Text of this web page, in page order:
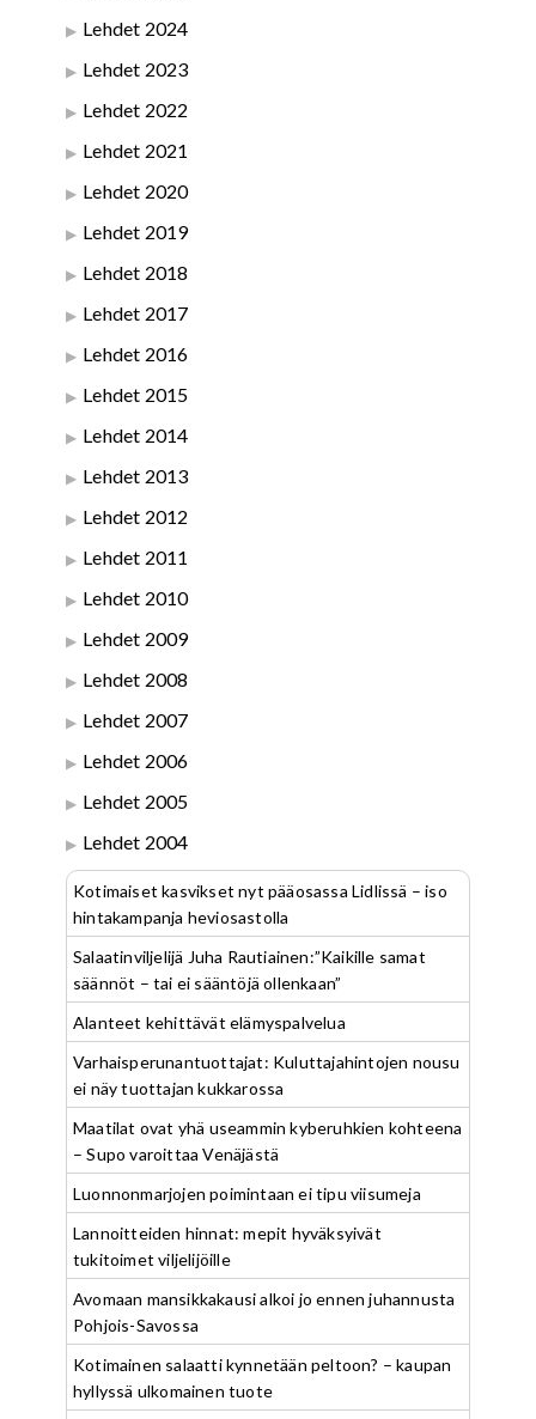
Lehdet 2024
Lehdet 2023
Lehdet 2022
Lehdet 2021
Lehdet 2020
Lehdet 2019
Lehdet 2018
Lehdet 2017
Lehdet 2016
Lehdet 2015
Lehdet 2014
Lehdet 2013
Lehdet 2012
Lehdet 2011
Lehdet 2010
Lehdet 2009
Lehdet 2008
Lehdet 2007
Lehdet 2006
Lehdet 2005
Lehdet 2004
Kotimaiset kasvikset nyt pääosassa Lidlissä – iso
hintakampanja heviosastolla
Salaatinviljelijä Juha Rautiainen:”Kaikille samat
säännöt – tai ei sääntöjä ollenkaan”
Alanteet kehittävät elämyspalvelua
Varhaisperunantuottajat: Kuluttajahintojen nousu
ei näy tuottajan kukkarossa
Maatilat ovat yhä useammin kyberuhkien kohteena
– Supo varoittaa Venäjästä
Luonnonmarjojen poimintaan ei tipu viisumeja
Lannoitteiden hinnat: mepit hyväksyivät
tukitoimet viljelijöille
Avomaan mansikkakausi alkoi jo ennen juhannusta
Pohjois-Savossa
Kotimainen salaatti kynnetään peltoon? – kaupan
hyllyssä ulkomainen tuote